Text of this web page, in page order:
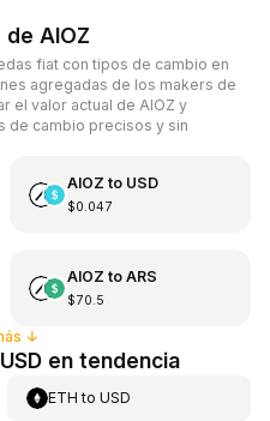
AIOZ
fiat con tipos de cambio en
agregadas de los makers de
el valor actual de AIOZ y
de cambio precisos y sin
AIOZ to USD
$0.047
AIOZ to ARS
$70.5
↓
en tendencia
ETH toUSD